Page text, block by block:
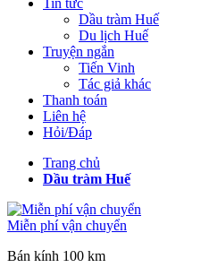
Tin tức
Dầu tràm Huế
Du lịch Huế
Truyện ngắn
Tiến Vinh
Tác giả khác
Thanh toán
Liên hệ
Hỏi/Đáp
Trang chủ
Dầu tràm Huế
Miễn phí vận chuyển
Bán kính 100 km